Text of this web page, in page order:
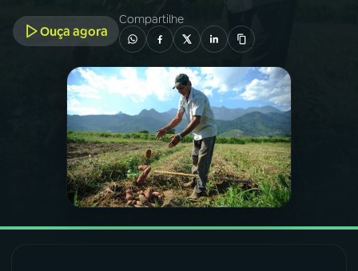
A RÁDIO
PROGRAMAÇÃO
PROGRAMAS
PODCASTS
Ouça agora
Compartilhe